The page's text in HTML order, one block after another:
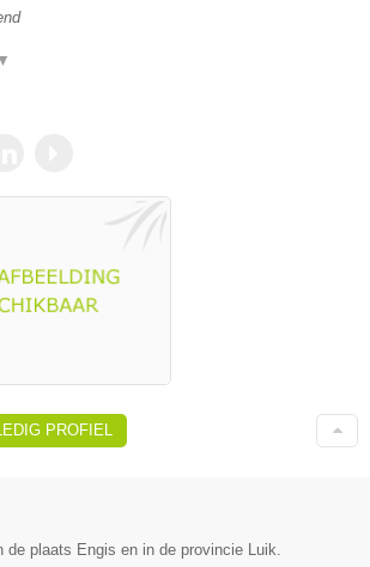
▼
PROFIEL
de plaats Engis en in de provincie Luik.